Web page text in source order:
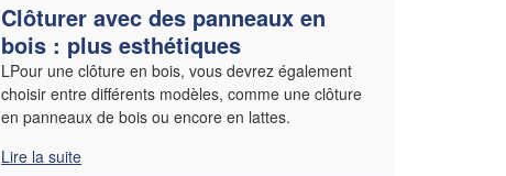
Clôturer avec des panneaux en
bois : plus esthétiques
LPour une clôture en bois, vous devrez également
choisir entre différents modèles, comme une clôture
en panneaux de bois ou encore en lattes.
Lire la suite